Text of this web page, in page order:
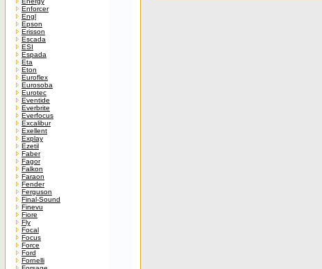
Enforcer
Engl
Epson
Erisson
Escada
ESI
Espada
Eta
Eton
Euroflex
Eurosoba
Eurotec
Eventide
Everbrite
Everfocus
Excalibur
Exellent
Explay
Ezetil
Faber
Fagor
Falkon
Faraon
Fender
Ferguson
Final-Sound
Finevu
Fiore
Fly
Focal
Focus
Force
Ford
Fornelli